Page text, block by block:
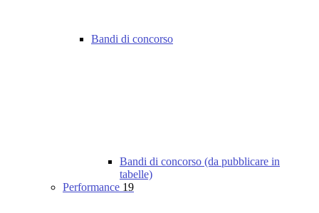
Bandi di concorso
Bandi di concorso (da pubblicare in
tabelle)
Performance 19